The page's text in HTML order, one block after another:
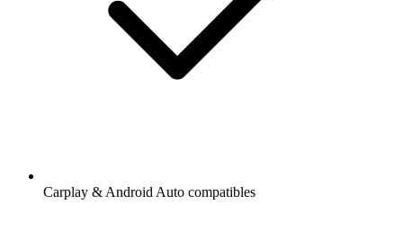
Carplay & Android Auto compatibles